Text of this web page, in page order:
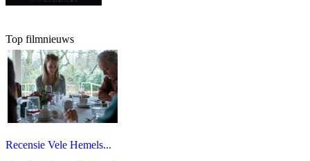
Top filmnieuws
Recensie Vele Hemels...